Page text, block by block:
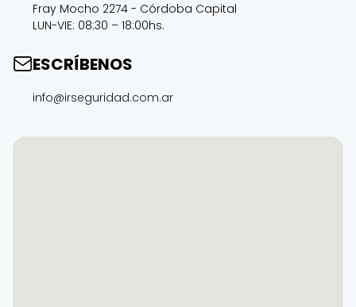
Fray Mocho 2274 - Córdoba Capital
LUN-VIE: 08:30 – 18:00hs.
ESCRÍBENOS
info@irseguridad.com.ar